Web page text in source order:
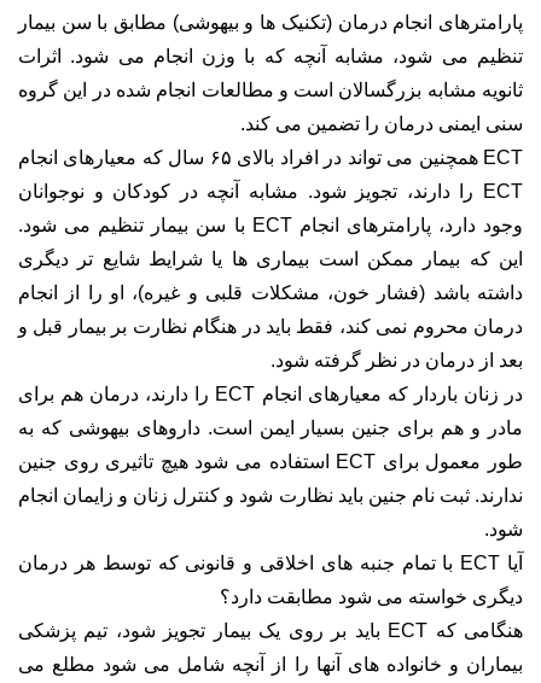
پارامترهای انجام درمان (تکنیک ها و بیهوشی) مطابق با سن بیمار
تنظیم می شود، مشابه آنچه که با وزن انجام می شود. اثرات
ثانویه مشابه بزرگسالان است و مطالعات انجام شده در این گروه
سنی ایمنی درمان را تضمین می کند.
ECT همچنین می تواند در افراد بالای ۶۵ سال که معیارهای انجام
ECT را دارند، تجویز شود. مشابه آنچه در کودکان و نوجوانان
وجود دارد، پارامترهای انجام ECT با سن بیمار تنظیم می شود.
این که بیمار ممکن است بیماری ها یا شرایط شایع تر دیگری
داشته باشد (فشار خون، مشکلات قلبی و غیره)، او را از انجام
درمان محروم نمی کند، فقط باید در هنگام نظارت بر بیمار قبل و
بعد از درمان در نظر گرفته شود.
در زنان باردار که معیارهای انجام ECT را دارند، درمان هم برای
مادر و هم برای جنین بسیار ایمن است. داروهای بیهوشی که به
طور معمول برای ECT استفاده می شود هیچ تاثیری روی جنین
ندارند. ثبت نام جنین باید نظارت شود و کنترل زنان و زایمان انجام
شود.
آیا ECT با تمام جنبه های اخلاقی و قانونی که توسط هر درمان
دیگری خواسته می شود مطابقت دارد؟
هنگامی که ECT باید بر روی یک بیمار تجویز شود، تیم پزشکی
بیماران و خانواده های آنها را از آنچه شامل می شود مطلع می